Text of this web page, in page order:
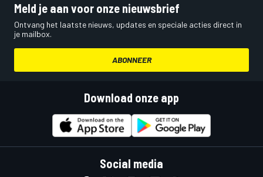
Meld je aan voor onze nieuwsbrief
Ontvang het laatste nieuws, updates en speciale acties direct in
je mailbox.
ABONNEER
Download onze app
Social media